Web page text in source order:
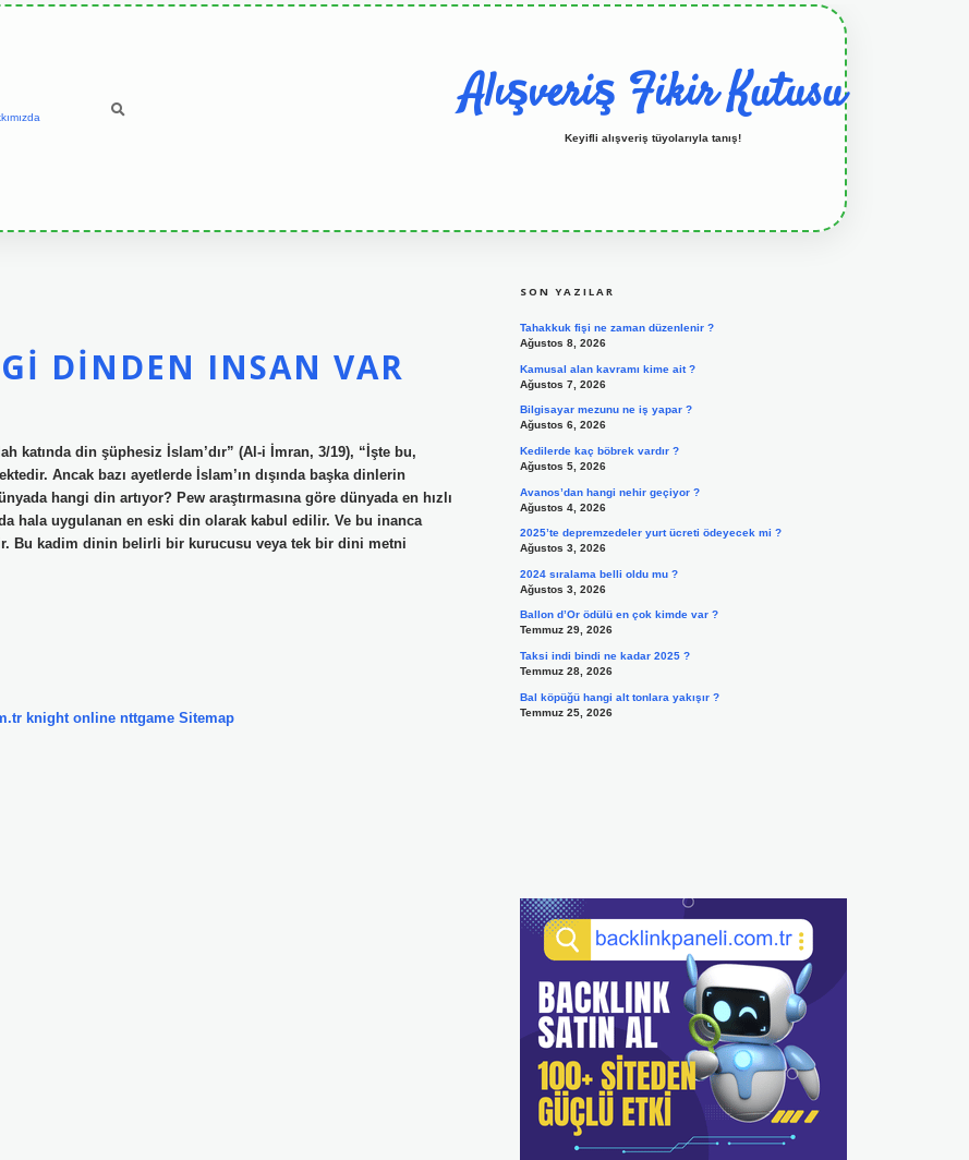
Alışveriş Fikir Kutusu
Keyifli alışveriş tüyolarıyla tanış!
DINDEN INSAN VAR
katında din şüphesiz İslam’dır” (Al-i İmran, 3/19), “İşte bu,
Ancak bazı ayetlerde İslam’ın dışında başka dinlerin
hangi din artıyor? Pew araştırmasına göre dünyada en hızlı
hala uygulanan en eski din olarak kabul edilir. Ve bu inanca
Bu kadim dinin belirli bir kurucusu veya tek bir dini metni
knight online nttgame Sitemap
SON YAZILAR
Tahakkuk fişi ne zaman düzenlenir ?
Ağustos 8, 2026
Kamusal alan kavramı kime ait ?
Ağustos 7, 2026
Bilgisayar mezunu ne iş yapar ?
Ağustos 6, 2026
Kedilerde kaç böbrek vardır ?
Ağustos 5, 2026
Avanos’dan hangi nehir geçiyor ?
Ağustos 4, 2026
2025’te depremzedeler yurt ücreti ödeyecek mi ?
Ağustos 3, 2026
2024 sıralama belli oldu mu ?
Ağustos 3, 2026
Ballon d’Or ödülü en çok kimde var ?
Temmuz 29, 2026
Taksi indi bindi ne kadar 2025 ?
Temmuz 28, 2026
Bal köpüğü hangi alt tonlara yakışır ?
Temmuz 25, 2026